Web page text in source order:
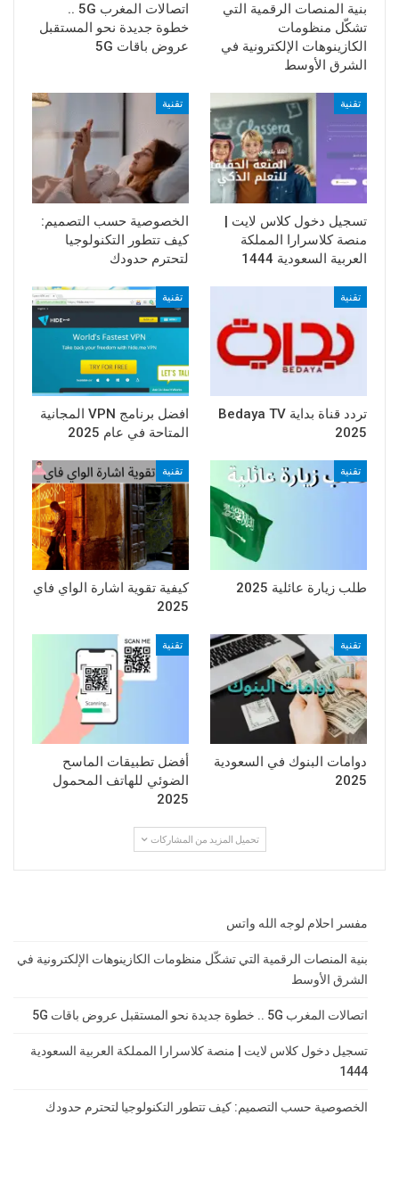
بنية المنصات الرقمية التي
تشكّل منظومات
الكازينوهات الإلكترونية في
الشرق الأوسط
اتصالات المغرب 5G ..
خطوة جديدة نحو المستقبل
عروض باقات 5G
تقنية
تسجيل دخول كلاس لايت |
منصة كلاسرارا المملكة
العربية السعودية 1444
تقنية
الخصوصية حسب التصميم:
كيف تتطور التكنولوجيا
لتحترم حدودك
تقنية
تردد قناة بداية Bedaya TV
2025
تقنية
افضل برنامج VPN المجانية
المتاحة في عام 2025
تقنية
طلب زيارة عائلية 2025
تقنية
كيفية تقوية اشارة الواي فاي
2025
تقنية
دوامات البنوك في السعودية
2025
تقنية
أفضل تطبيقات الماسح
الضوئي للهاتف المحمول
2025
تحميل المزيد من المشاركات
مفسر احلام لوجه الله واتس
بنية المنصات الرقمية التي تشكّل منظومات الكازينوهات الإلكترونية في
الشرق الأوسط
اتصالات المغرب 5G .. خطوة جديدة نحو المستقبل عروض باقات 5G
تسجيل دخول كلاس لايت | منصة كلاسرارا المملكة العربية السعودية
1444
الخصوصية حسب التصميم: كيف تتطور التكنولوجيا لتحترم حدودك